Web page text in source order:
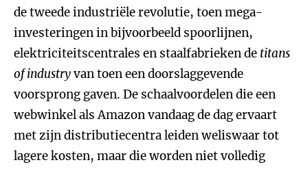
de tweede industriële revolutie, toen mega-
investeringen in bijvoorbeeld spoorlijnen,
elektriciteitscentrales en staalfabrieken de titans
of industryvan toen een doorslaggevende
voorsprong gaven. De schaalvoordelen die een
webwinkel als Amazon vandaag de dag ervaart
met zijn distributiecentra leiden weliswaar tot
lagere kosten, maar die worden niet volledig